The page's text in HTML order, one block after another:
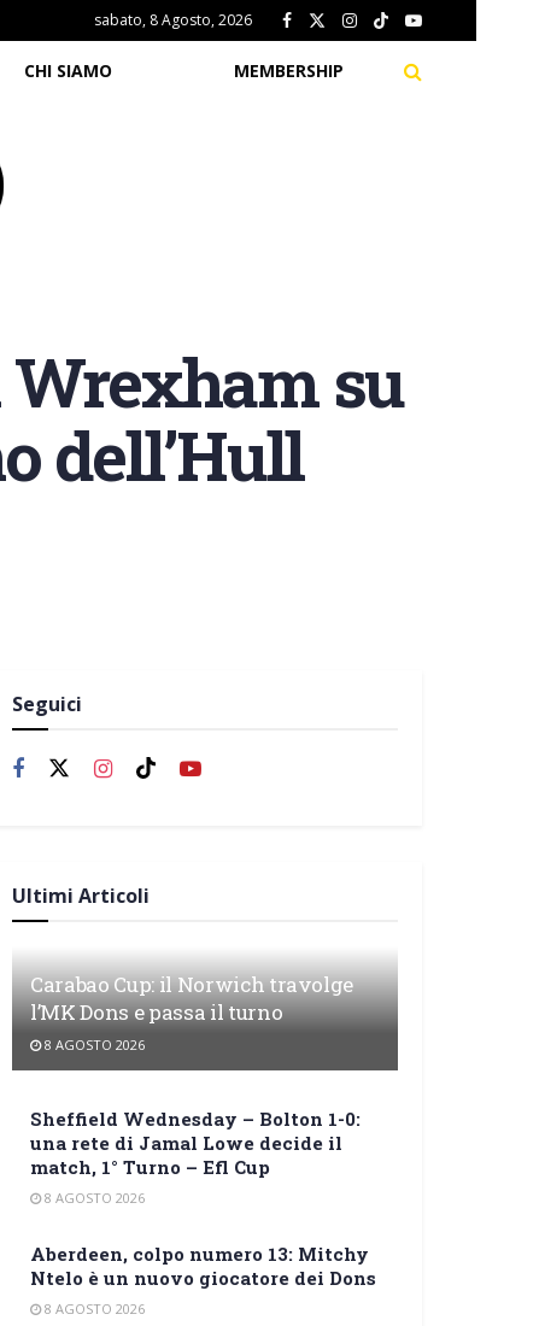
sabato, 8 Agosto, 2026
CHI SIAMO MEMBERSHIP
su
dell’Hull
Seguici
Ultimi Articoli
Carabao Cup: il Norwich travolge
l’MK Dons e passa il turno
8 AGOSTO 2026
Sheffield Wednesday – Bolton 1-0:
una rete di Jamal Lowe decide il
match, 1° Turno – Efl Cup
8 AGOSTO 2026
Aberdeen, colpo numero 13: Mitchy
Ntelo è un nuovo giocatore dei Dons
8 AGOSTO 2026